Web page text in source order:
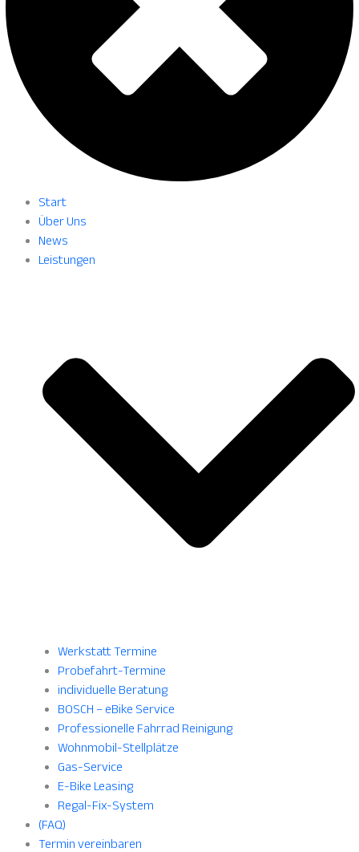
Start
Über Uns
News
Leistungen
Werkstatt Termine
Probefahrt-Termine
individuelle Beratung
BOSCH – eBike Service
Professionelle Fahrrad Reinigung
Wohnmobil-Stellplätze
Gas-Service
E-Bike Leasing
Regal-Fix-System
(FAQ)
Termin vereinbaren